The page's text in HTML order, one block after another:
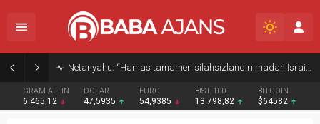
Netanyahu: “Hamas tamamen silahsızlandırılmadan İsrail Gazze’den çekilmeyecek”
GRAM ALTIN
6.465,12
DOLAR
47,5935
EURO
54,9385
BIST 100
13.798,82
BITCOIN
$64582